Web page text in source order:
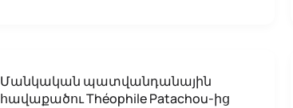
Մանկական պատվանդանային
հավաքածու Théophile Patachou-ից